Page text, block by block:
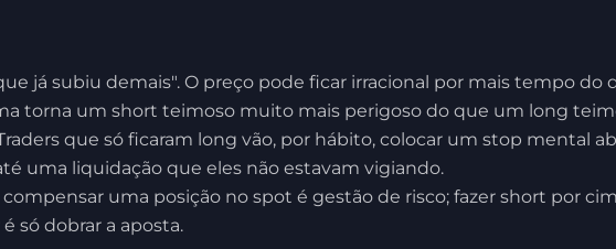
já subiu demais". O preço pode ficar irracional por mais tempo do
torna um short teimoso muito mais perigoso do que um long
que só ficaram long vão, por hábito, colocar um stop mental
uma liquidação que eles não estavam vigiando.
uma posição no spot é gestão de risco; fazer short por
só dobrar a aposta.